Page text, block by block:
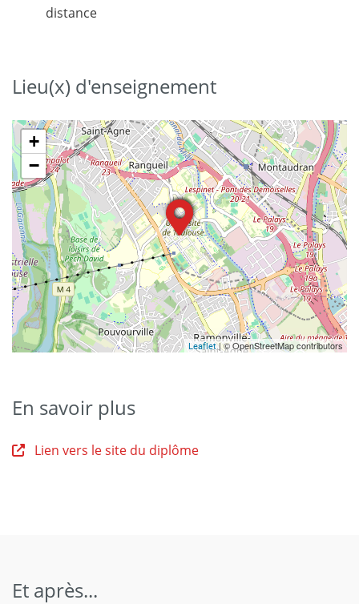
distance
Lieu(x) d'enseignement
+
−
Leaflet| © OpenStreetMap contributors
En savoir plus
Lien vers le site du diplôme
Et après...